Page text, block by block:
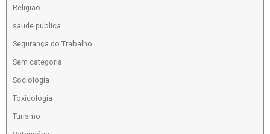
Religiao
saude publica
Segurança do Trabalho
Sem categoria
Sociologia
Toxicologia
Turismo